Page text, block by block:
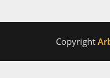
Copyright